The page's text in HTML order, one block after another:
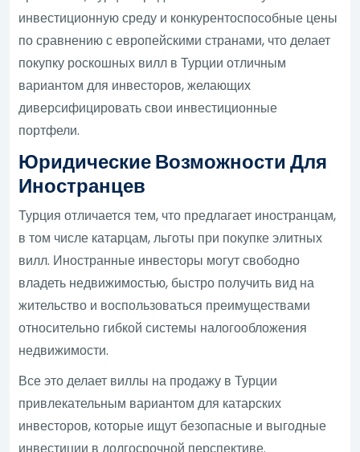
инвестиционную среду и конкурентоспособные цены
по сравнению с европейскими странами, что делает
покупку роскошных вилл в Турции отличным
вариантом для инвесторов, желающих
диверсифицировать свои инвестиционные
портфели.
Юридические Возможности Для
Иностранцев
Турция отличается тем, что предлагает иностранцам,
в том числе катарцам, льготы при покупке элитных
вилл. Иностранные инвесторы могут свободно
владеть недвижимостью, быстро получить вид на
жительство и воспользоваться преимуществами
относительно гибкой системы налогообложения
недвижимости.
Все это делает виллы на продажу в Турции
привлекательным вариантом для катарских
инвесторов, которые ищут безопасные и выгодные
инвестиции в долгосрочной перспективе.